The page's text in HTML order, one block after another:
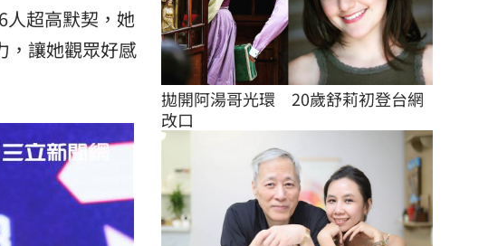
人超高默契，她
，讓她觀眾好感
拋開阿湯哥光環　20歲舒莉初登台網
改口